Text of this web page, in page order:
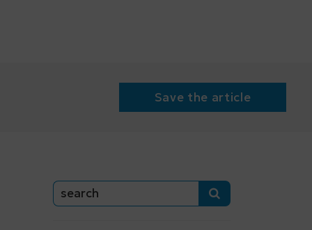
Save the article